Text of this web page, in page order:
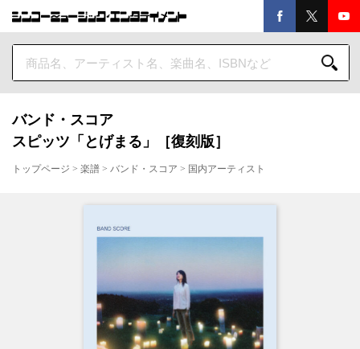
バンド・スコア
スピッツ「とげまる」［復刻版］
トップページ > 楽譜 > バンド・スコア > 国内アーティスト